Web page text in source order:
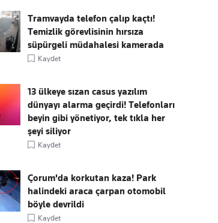
Tramvayda telefon çalıp kaçtı!
Temizlik görevlisinin hırsıza
süpürgeli müdahalesi kamerada
Kaydet
13 ülkeye sızan casus yazılım
dünyayı alarma geçirdi! Telefonları
beyin gibi yönetiyor, tek tıkla her
şeyi siliyor
Kaydet
Çorum'da korkutan kaza! Park
halindeki araca çarpan otomobil
böyle devrildi
Kaydet